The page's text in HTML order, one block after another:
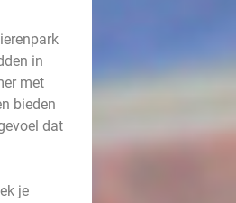
in
met
bieden
dat
je